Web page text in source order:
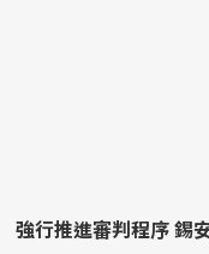
強行推進審判程序 錫